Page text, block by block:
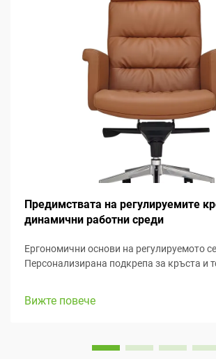
Предимствата на регулируемите
динамични работни среди
Ергономични основи на регулируемото
Персонализирана подкрепа за кръста и
особено при ергономичните офис
Вижте повече